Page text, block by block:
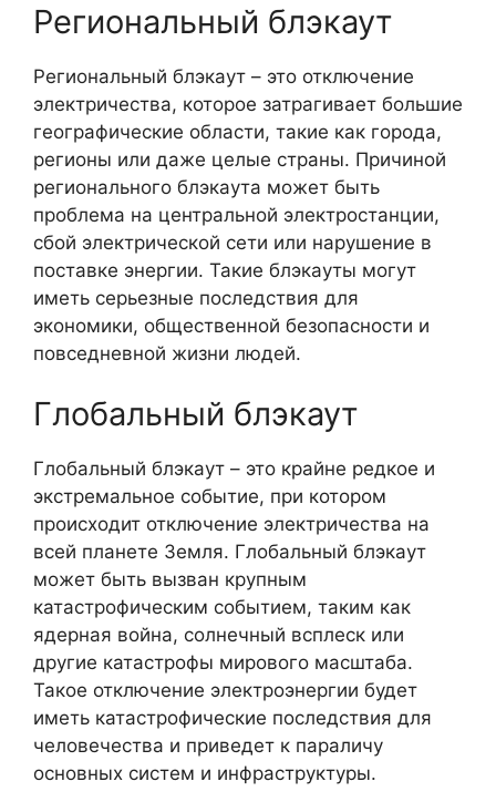
Региональный блэкаут
Региональный блэкаут – это отключение
электричества, которое затрагивает большие
географические области, такие как города,
регионы или даже целые страны. Причиной
регионального блэкаута может быть
проблема на центральной электростанции,
сбой электрической сети или нарушение в
поставке энергии. Такие блэкауты могут
иметь серьезные последствия для
экономики, общественной безопасности и
повседневной жизни людей.
Глобальный блэкаут
Глобальный блэкаут – это крайне редкое и
экстремальное событие, при котором
происходит отключение электричества на
всей планете Земля. Глобальный блэкаут
может быть вызван крупным
катастрофическим событием, таким как
ядерная война, солнечный всплеск или
другие катастрофы мирового масштаба.
Такое отключение электроэнергии будет
иметь катастрофические последствия для
человечества и приведет к параличу
основных систем и инфраструктуры.